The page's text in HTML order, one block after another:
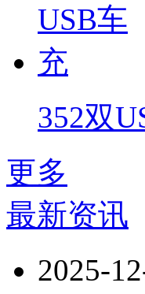
352双
更多
最新资讯
2025-